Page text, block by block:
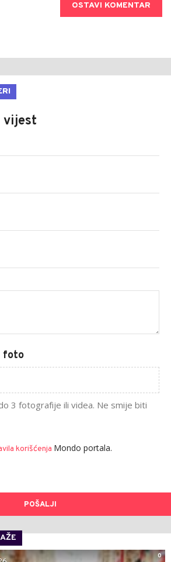
OSTAVI KOMENTAR
vijest
foto
3 fotografije ili videa. Ne smije biti
korišćenja Mondo portala.
POŠALJI
0